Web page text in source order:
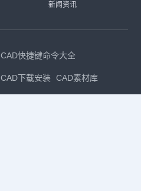
新闻资讯
CAD快捷键命令大全
CAD下载安装 CAD素材库